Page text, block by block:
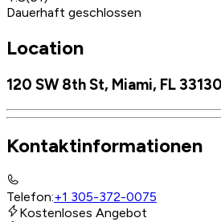
Dauerhaft geschlossen
Location
120 SW 8th St, Miami, FL
Kontaktinformationen
Telefon:+1 305-372-0075
Kostenloses Angebot